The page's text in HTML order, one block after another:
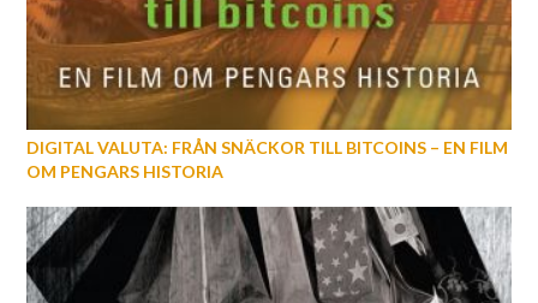
DIGITAL VALUTA: FRÅN SNÄCKOR TILL BITCOINS – EN FILM
OM PENGARS HISTORIA